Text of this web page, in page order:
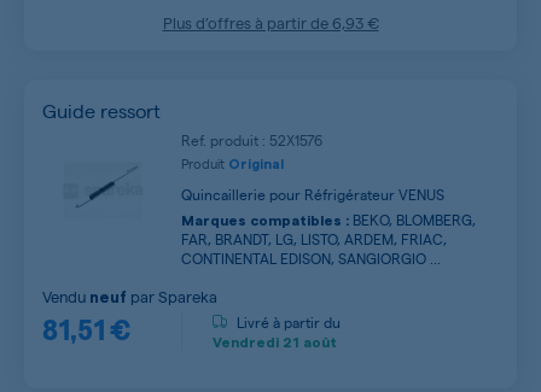
Plus d’offres à partir de 6,93 €
Guide ressort
Ref. produit : 52X1576
Produit Original
Quincaillerie pour Réfrigérateur VENUS
Marques compatibles : BEKO, BLOMBERG,
FAR, BRANDT, LG, LISTO, ARDEM, FRIAC,
CONTINENTAL EDISON, SANGIORGIO ...
81,51 €
Vendu neuf parSpareka
Livré à partir du
Vendredi 21 août